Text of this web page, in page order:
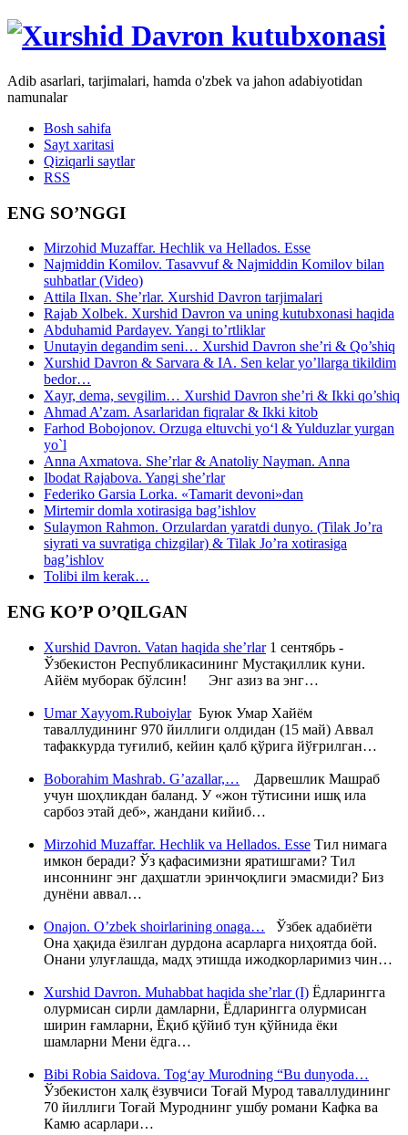
Adib asarlari, tarjimalari, hamda o'zbek va jahon adabiyotidan
namunalar
Bosh sahifa
Sayt xaritasi
Qiziqarli saytlar
RSS
ENG SO’NGGI
Mirzohid Muzaffar. Hechlik va Hellados. Esse
Najmiddin Komilov. Tasavvuf & Najmiddin Komilov bilan
suhbatlar (Video)
Attila Ilxan. She’rlar. Xurshid Davron tarjimalari
Rajab Xolbek. Xurshid Davron va uning kutubxonasi haqida
Abduhamid Pardayev. Yangi to’rtliklar
Unutayin degandim seni… Xurshid Davron she’ri & Qo’shiq
Xurshid Davron & Sarvara & IA. Sen kelar yo’llarga tikildim
bedor…
Xayr, dema, sevgilim… Xurshid Davron she’ri & Ikki qo’shiq
Ahmad A’zam. Asarlaridan fiqralar & Ikki kitob
Farhod Bobojonov. Orzuga eltuvchi yo‘l & Yulduzlar yurgan
yo`l
Anna Axmatova. She’rlar & Anatoliy Nayman. Anna
Ibodat Rajabova. Yangi she’rlar
Federiko Garsia Lorka. «Tamarit devoni»dan
Mirtemir domla xotirasiga bag’ishlov
Sulaymon Rahmon. Orzulardan yaratdi dunyo. (Tilak Jo’ra
siyrati va suvratiga chizgilar) & Tilak Jo’ra xotirasiga
bag’ishlov
Tolibi ilm kerak…
ENG KO’P O’QILGAN
Xurshid Davron. Vatan haqida she’rlar1 сентябрь -
Ўзбекистон Республикасининг Мустақиллик куни.
Айём муборак бўлсин! Энг азиз ва энг…
Umar Xayyom.RuboiylarБуюк Умар Хайём
таваллудининг 970 йиллиги олдидан (15 май) Аввал
тафаккурда туғилиб, кейин қалб қўрига йўғрилган…
Boborahim Mashrab. G’azallar,… Дарвешлик Машраб
учун шоҳликдан баланд. У «жон тўтисини ишқ ила
сарбоз этай деб», жандани кийиб…
Mirzohid Muzaffar. Hechlik va Hellados. Esse Тил нимага
имкон беради? Ўз қафасимизни яратишгами? Тил
инсоннинг энг даҳшатли эринчоқлиги эмасмиди? Биз
дунёни аввал…
Onajon. O’zbek shoirlarining onaga… Ўзбек адабиёти
Она ҳақида ёзилган дурдона асарларга ниҳоятда бой.
Онани улуғлашда, мадҳ этишда ижодкорларимиз чин…
Xurshid Davron. Muhabbat haqida she’rlar (I) Ёдларингга
олурмисан сирли дамларни, Ёдларингга олурмисан
ширин ғамларни, Ёқиб қўйиб тун қўйнида ёки
шамларни Мени ёдга…
Bibi Robia Saidova. Tog‘ay Murodning “Bu dunyoda…
Ўзбекистон халқ ёзувчиси Тоғай Мурод таваллудининг
70 йиллиги Тоғай Муроднинг ушбу романи Кафка ва
Камю асарлари…